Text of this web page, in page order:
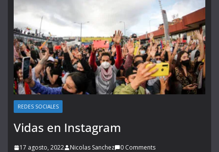
REDES SOCIALES
Vidas en Instagram
17 agosto, 2022 Nicolas Sanchez 0 Comments